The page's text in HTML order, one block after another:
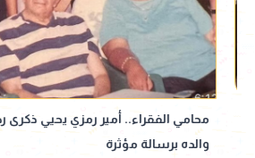
محامي الفقراء.. أمير رمزي يحيي ذكرى رحيل
والده برسالة مؤثرة